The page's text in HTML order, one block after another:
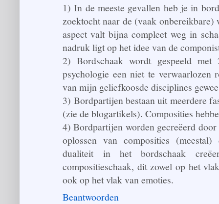
1) In de meeste gevallen heb je in
zoektocht naar de (vaak
aspect valt bijna compleet weg in
nadruk ligt op het idee van de
2) Bordschaak wordt gespeeld met
psychologie een niet te
van mijn geliefkoosde disciplines
3) Bordpartijen bestaan uit meerdere
(zie de blogartikels). Composities
4) Bordpartijen worden gecreëerd
oplossen van composities
dualiteit in het bordschaak
compositieschaak, dit zowel op het
ook op het vlak van emoties.
Beantwoorden